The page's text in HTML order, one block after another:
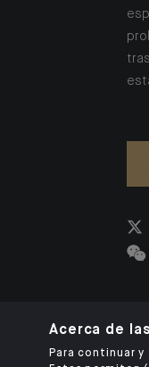
Acerca de
Para continuar